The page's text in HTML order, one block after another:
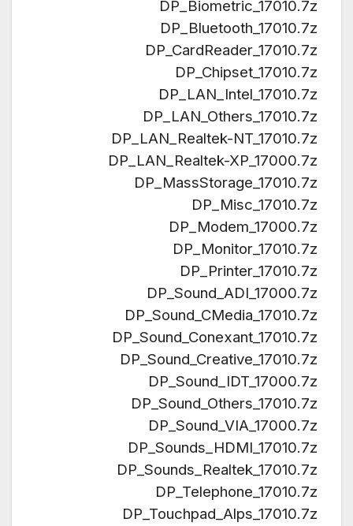
DP_Biometric_17010.7z
DP_Bluetooth_17010.7z
DP_CardReader_17010.7z
DP_Chipset_17010.7z
DP_LAN_Intel_17010.7z
DP_LAN_Others_17010.7z
DP_LAN_Realtek-NT_17010.7z
DP_LAN_Realtek-XP_17000.7z
DP_MassStorage_17010.7z
DP_Misc_17010.7z
DP_Modem_17000.7z
DP_Monitor_17010.7z
DP_Printer_17010.7z
DP_Sound_ADI_17000.7z
DP_Sound_CMedia_17010.7z
DP_Sound_Conexant_17010.7z
DP_Sound_Creative_17010.7z
DP_Sound_IDT_17000.7z
DP_Sound_Others_17010.7z
DP_Sound_VIA_17000.7z
DP_Sounds_HDMI_17010.7z
DP_Sounds_Realtek_17010.7z
DP_Telephone_17010.7z
DP_Touchpad_Alps_17010.7z